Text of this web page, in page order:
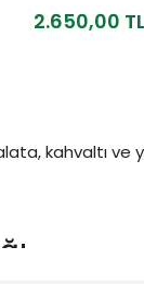
2.650,00 TL
kahvaltı